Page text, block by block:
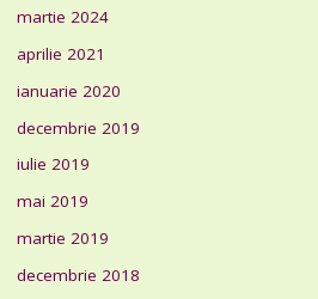
martie 2024
aprilie 2021
ianuarie 2020
decembrie 2019
iulie 2019
mai 2019
martie 2019
decembrie 2018